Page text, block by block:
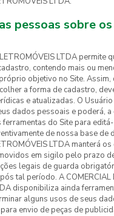
pessoas sobre
LTDA permite
contendo mais ou
objetivo no Site. Assim,
a forma de cadastro,
e atualizadas. O
dados pessoais e poderá,
ferramentas do Site para
de nossa base de
LTDA manterá
em sigilo pelo prazo
legais de guarda
tal período. A COMERCIAL
disponibiliza ainda
alguns usos de seus
envio de peças de